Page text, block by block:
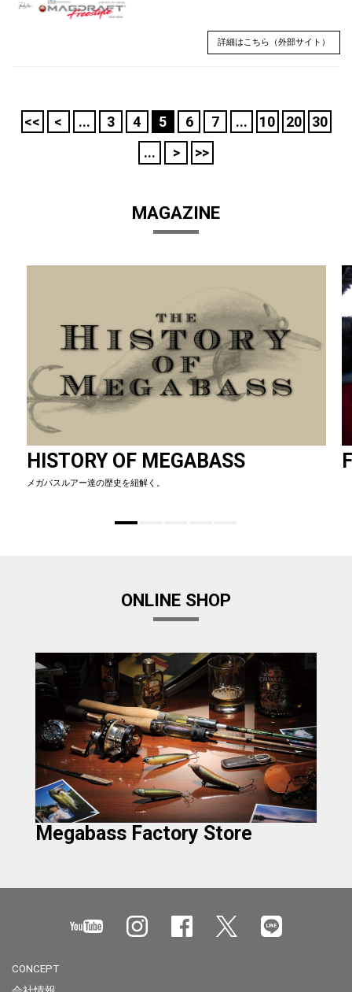
詳細はこちら（外部サイト）
<< < ... 3 4 5 6 7 ... 10 20
30
...
> >>
MAGAZINE
HISTORY OF MEGABASS
メガバスルアー達の歴史を紐解く。
ONLINE SHOP
Megabass Factory Store
CONCEPT